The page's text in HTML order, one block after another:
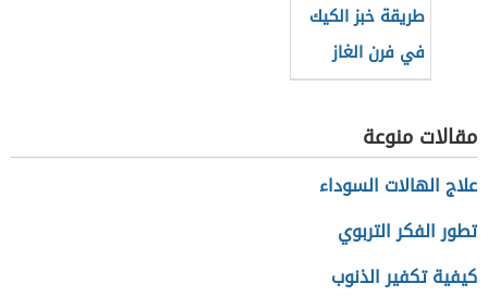
طريقة خبز الكيك
في فرن الغاز
مقالات منوعة
علاج الهالات السوداء
تطور الفكر التربوي
كيفية تكفير الذنوب